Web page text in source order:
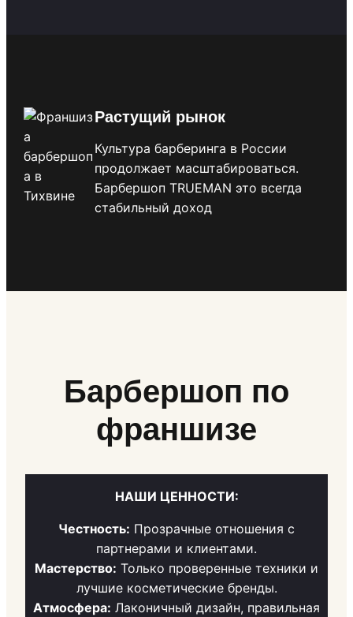
Растущий рынок
Культура барберинга в России
продолжает масштабироваться.
Барбершоп TRUEMAN это всегда
стабильный доход
Барбершоп по
франшизе
НАШИ ЦЕННОСТИ:
Честность: Прозрачные отношения с
партнерами и клиентами.
Мастерство: Только проверенные техники и
лучшие косметические бренды.
Атмосфера: Лаконичный дизайн, правильная